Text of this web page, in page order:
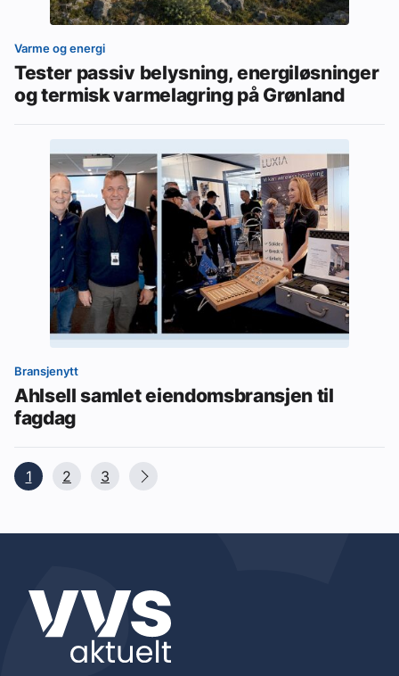
Varme og energi
Tester passiv belysning, energiløsninger
og termisk varmelagring på Grønland
Bransjenytt
Ahlsell samlet eiendomsbransjen til
fagdag
1 2 3